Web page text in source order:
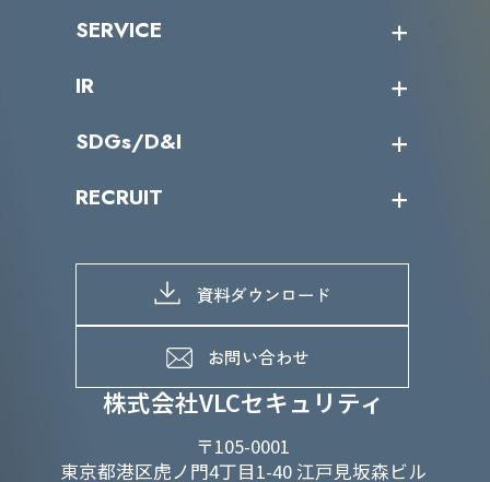
株式会社VLCセキュリティ
〒105-0001
東京都港区虎ノ門4丁目1-40 江戸見坂森ビル
ミッション／ビジョン
パートナー企業一覧
サイバーニュース
SERVICE
カテゴリー別サービス一覧
IR
IRカレンダー
IRライブラリー
よくあるご質問
SDGs/D&I
当グループのマテリアリティ
SDGs推進体制
D&Iの取り組み
RECRUIT
募集職種一覧
メッセージ
メンバーインタビュー
資料ダウンロード
お問い合わせ